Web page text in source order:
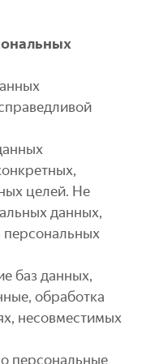
целей. Не
данных,
персональных
баз данных,
обработка
несовместимых
персональные